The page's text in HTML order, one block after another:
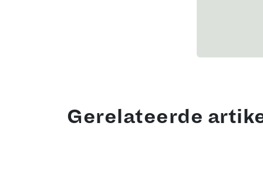
Gerelateerde